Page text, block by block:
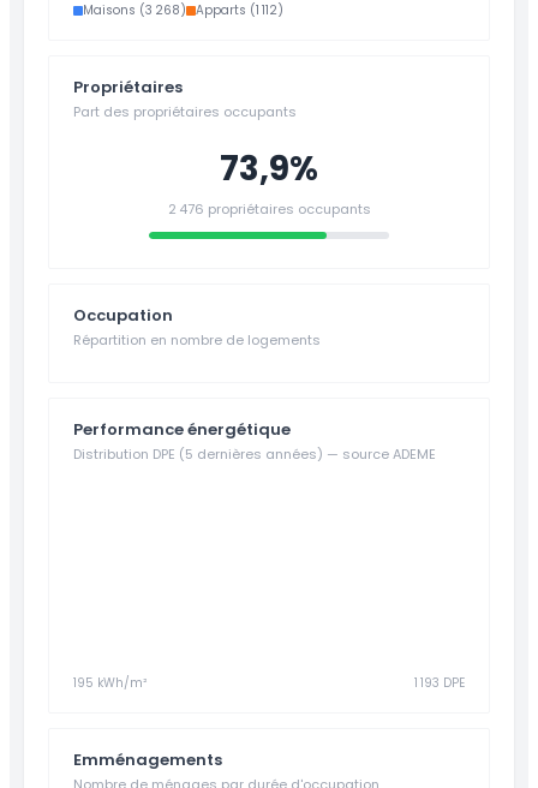
Maisons (3 268) Apparts (1 112)
Propriétaires
Part des propriétaires occupants
73,9%
2 476 propriétaires occupants
Occupation
Répartition en nombre de logements
Performance énergétique
Distribution DPE (5 dernières années) — source ADEME
195 kWh/m² 1 193 DPE
Emménagements